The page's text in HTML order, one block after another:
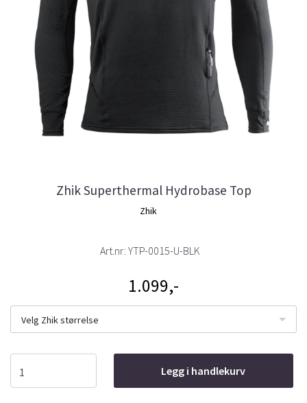
Zhik Superthermal Hydrobase Top
Zhik
Art.nr: YTP-0015-U-BLK
1.099,-
Velg Zhik størrelse
Legg i handlekurv